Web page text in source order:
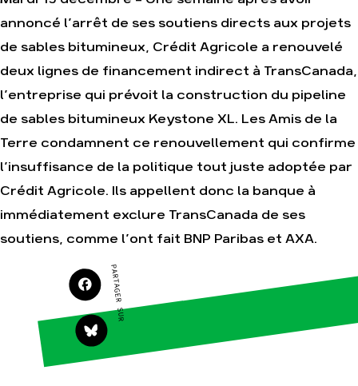
S'engager sur le
terrain
Agir au quotidien
Soutenir les
campagnes
Transmettre tout ou
patrimoine
Télécharger
guides éco-citoyens
Climat – Énergie
Surproduction
Agriculture
Finance
Multinationales
Forêts
Actualités
Espace presse
Publications
annoncé l’arrêt de ses soutiens directs aux projets
de sables bitumineux, Crédit Agricole a renouvelé
deux lignes de financement indirect à TransCanada,
l’entreprise qui prévoit la construction du pipeline
de sables bitumineux Keystone XL. Les Amis de la
Terre condamnent ce renouvellement qui confirme
l’insuffisance de la politique tout juste adoptée par
Crédit Agricole. Ils appellent donc la banque à
immédiatement exclure TransCanada de ses
soutiens, comme l’ont fait BNP Paribas et AXA.
PARTAGER SUR